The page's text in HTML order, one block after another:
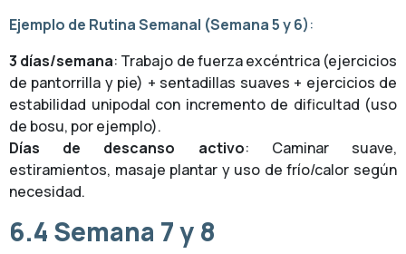
Ejemplo de Rutina Semanal (Semana 5 y 6):
3 días/semana: Trabajo de fuerza excéntrica (ejercicios
de pantorrilla y pie) + sentadillas suaves + ejercicios de
estabilidad unipodal con incremento de dificultad (uso
de bosu, por ejemplo).
Días de descanso activo: Caminar suave,
estiramientos, masaje plantar y uso de frío/calor según
necesidad.
6.4 Semana 7 y 8